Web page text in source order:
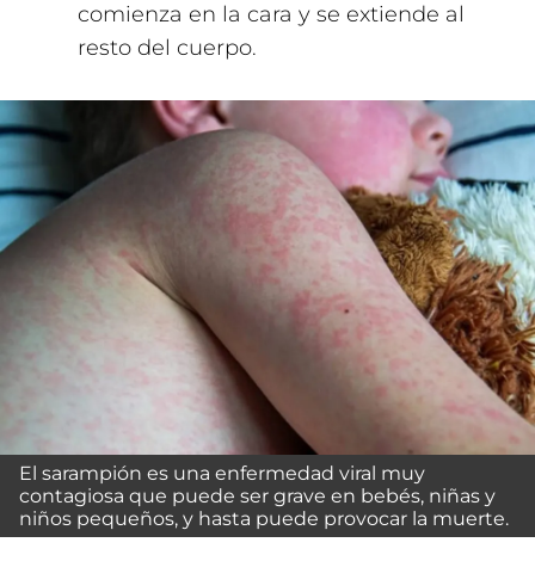
comienza en la cara y se extiende al
resto del cuerpo.
El sarampión es una enfermedad viral muy
contagiosa que puede ser grave en bebés, niñas y
niños pequeños, y hasta puede provocar la muerte.